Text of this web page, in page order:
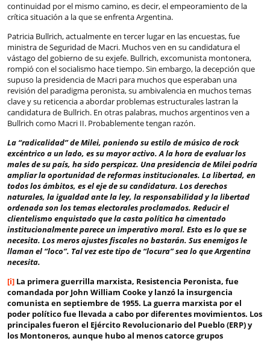
continuidad por el mismo camino, es decir, el empeoramiento de la
crítica situación a la que se enfrenta Argentina.
Patricia Bullrich, actualmente en tercer lugar en las encuestas, fue
ministra de Seguridad de Macri. Muchos ven en su candidatura el
vástago del gobierno de su exjefe. Bullrich, excomunista montonera,
rompió con el socialismo hace tiempo. Sin embargo, la decepción que
supuso la presidencia de Macri para muchos que esperaban una
revisión del paradigma peronista, su ambivalencia en muchos temas
clave y su reticencia a abordar problemas estructurales lastran la
candidatura de Bullrich. En otras palabras, muchos argentinos ven a
Bullrich como Macri II. Probablemente tengan razón.
La “radicalidad” de Milei, poniendo su estilo de músico de rock
excéntrico a un lado, es su mayor activo. A la hora de evaluar los
males de su país, ha sido perspicaz. Una presidencia de Milei podría
ampliar la oportunidad de reformas institucionales. La libertad, en
todos los ámbitos, es el eje de su candidatura. Los derechos
naturales, la igualdad ante la ley, la responsabilidad y la libertad
ordenada son los temas electorales proclamados. Reducir el
clientelismo enquistado que la casta política ha cimentado
institucionalmente parece un imperativo moral. Esto es lo que se
necesita. Los meros ajustes fiscales no bastarán. Sus enemigos le
llaman el “loco”. Tal vez este tipo de “locura” sea lo que Argentina
necesita.
[i] La primera guerrilla marxista, Resistencia Peronista, fue
comandada por John William Cooke y lanzó la insurgencia
comunista en septiembre de 1955. La guerra marxista por el
poder político fue llevada a cabo por diferentes movimientos. Los
principales fueron el Ejército Revolucionario del Pueblo (ERP) y
los Montoneros, aunque hubo al menos catorce grupos